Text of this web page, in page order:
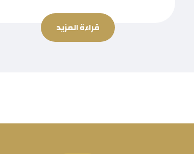
قراءة المزيد